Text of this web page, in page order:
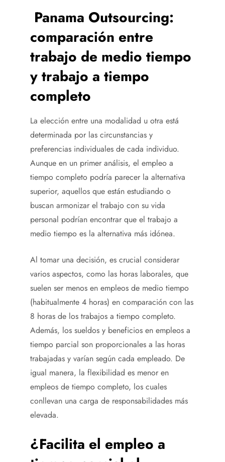
Panama Outsourcing:
comparación entre
trabajo de medio tiempo
y trabajo a tiempo
completo
La elección entre una modalidad u otra está
determinada por las circunstancias y
preferencias individuales de cada individuo.
Aunque en un primer análisis, el empleo a
tiempo completo podría parecer la alternativa
superior, aquellos que están estudiando o
buscan armonizar el trabajo con su vida
personal podrían encontrar que el trabajo a
medio tiempo es la alternativa más idónea.
Al tomar una decisión, es crucial considerar
varios aspectos, como las horas laborales, que
suelen ser menos en empleos de medio tiempo
(habitualmente 4 horas) en comparación con las
8 horas de los trabajos a tiempo completo.
Además, los sueldos y beneficios en empleos a
tiempo parcial son proporcionales a las horas
trabajadas y varían según cada empleado. De
igual manera, la flexibilidad es menor en
empleos de tiempo completo, los cuales
conllevan una carga de responsabilidades más
elevada.
¿Facilita el empleo a